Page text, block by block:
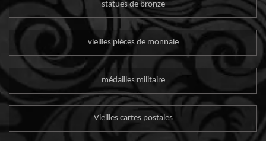
statues de bronze
vieilles pièces de monnaie
médailles militaire
Vieilles cartes postales